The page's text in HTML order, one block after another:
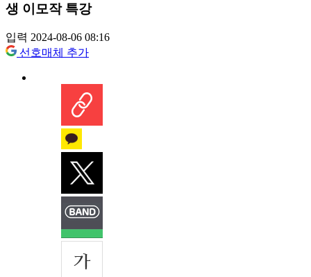
생 이모작 특강
입력 2024-08-06 08:16
선호매체 추가